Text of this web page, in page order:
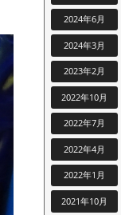
2024年6月
2024年3月
2023年2月
2022年10月
2022年7月
2022年4月
2022年1月
2021年10月